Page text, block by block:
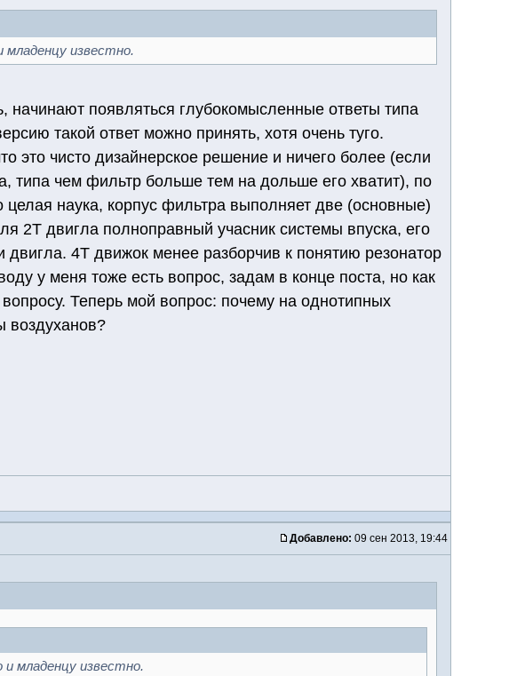
известно.
появляться глубокомысленные ответы типа
такой ответ можно принять, хотя очень туго.
это чисто дизайнерское решение и ничего более (если
типа чем фильтр больше тем на дольше его хватит), по
наука, корпус фильтра выполняет две (основные)
2Т двигла полноправный учасник системы впуска, его
двигла. 4Т движок менее разборчив к понятию резонатор
у меня тоже есть вопрос, задам в конце поста, но как
Теперь мой вопрос: почему на однотипных
воздуханов?
Добавлено: 09 сен 2013, 19:44
младенцу известно.